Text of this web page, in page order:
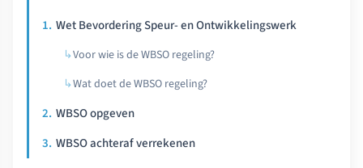
Wet Bevordering Speur- en Ontwikkelingswerk
Voor wie is de WBSO regeling?
Wat doet de WBSO regeling?
WBSO opgeven
WBSO achteraf verrekenen